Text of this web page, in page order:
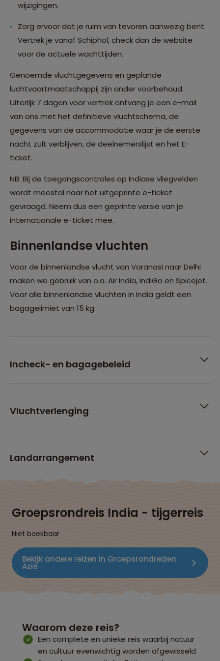
wijzigingen.
Zorg ervoor dat je ruim van tevoren aanwezig bent.
Vertrek je vanaf Schiphol, check dan de website
voor de actuele wachttijden.
Genoemde vluchtgegevens en geplande
luchtvaartmaatschappij zijn onder voorbehoud.
Uiterlijk 7 dagen voor vertrek ontvang je een e-mail
van ons met het definitieve vluchtschema, de
gegevens van de accommodatie waar je de eerste
nacht zult verblijven, de deelnemerslijst en het E-
ticket.
NB: Bij de toegangscontroles op Indiase vliegvelden
wordt meestal naar het uitgeprinte e-ticket
gevraagd. Neem dus een geprinte versie van je
internationale e-ticket mee.
Binnenlandse vluchten
Voor de binnenlandse vlucht van Varanasi naar Delhi
maken we gebruik van o.a. Air India, IndiGo en Spicejet.
Voor alle binnenlandse vluchten in India geldt een
bagagelimiet van 15 kg.
Incheck- en bagagebeleid
Vluchtverlenging
Landarrangement
Groepsrondreis India - tijgerreis
Niet boekbaar
Bekijk andere reizen in Groepsrondreizen
Azië
Waarom deze reis?
Een complete en unieke reis waarbij natuur
en cultuur evenwichtig worden afgewisseld